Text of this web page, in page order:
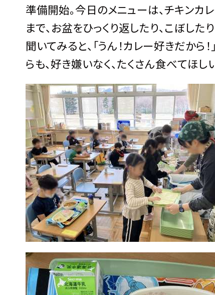
準備開始。今日のメニューは、チキンカ
まで、お盆をひっくり返したり、こぼした
聞いてみると、「うん！カレー好きだから
らも、好き嫌いなく、たくさん食べてほし